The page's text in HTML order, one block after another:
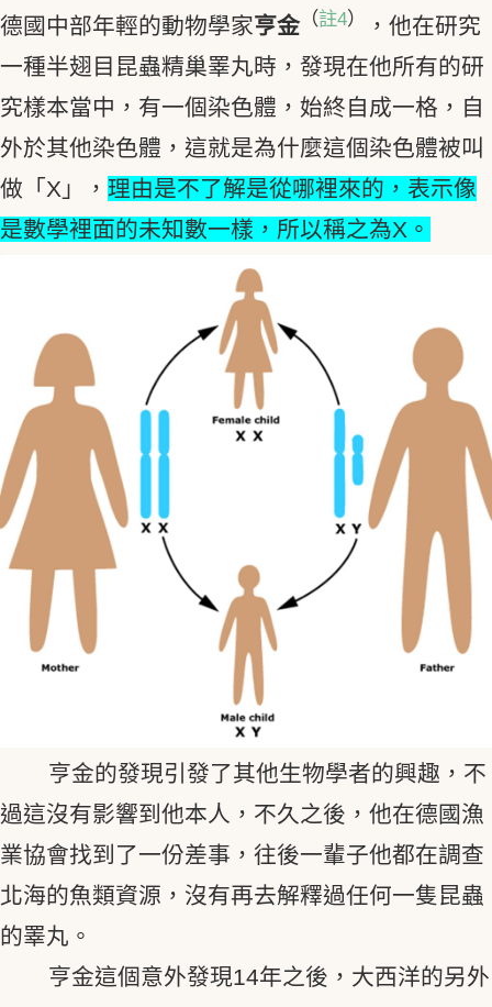
德國中部年輕的動物學家亨金（註4）
，他在研究
一種半翅目昆蟲精巢睪丸時，發現在他所有的研
究樣本當中，有一個染色體，始終自成一格，自
外於其他染色體，這就是為什麼這個染色體被叫
做「X」， 理由是不了解是從哪裡來的，表示像
是數學裡面的未知數一樣，所以稱之為X。
亨金的發現引發了其他生物學者的興趣，不
過這沒有影響到他本人，不久之後，他在德國漁
業協會找到了一份差事，往後一輩子他都在調查
北海的魚類資源，沒有再去解釋過任何一隻昆蟲
的睪丸。
亨金這個意外發現14年之後，大西洋的另外